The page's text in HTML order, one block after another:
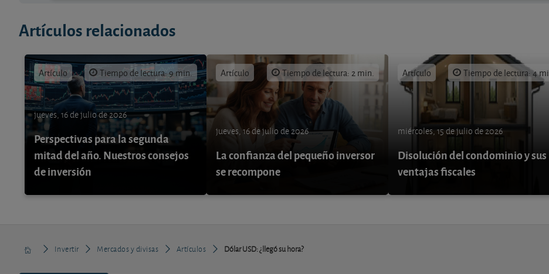
Artículos relacionados
Artículo Tiempo de lectura: 9 min.
jueves, 16 de julio de 2026
Perspectivas para la segunda
mitad del año. Nuestros consejos
de inversión
Artículo Tiempo de lectura: 2 min.
jueves, 16 de julio de 2026
La confianza del pequeño inversor
se recompone
Artículo Tiempo de lectura: 4
miércoles, 15 de julio de 2026
Disolución del condominio y sus
ventajas fiscales
Invertir Mercados y divisas Artículos Dólar USD: ¿llegó su hora?